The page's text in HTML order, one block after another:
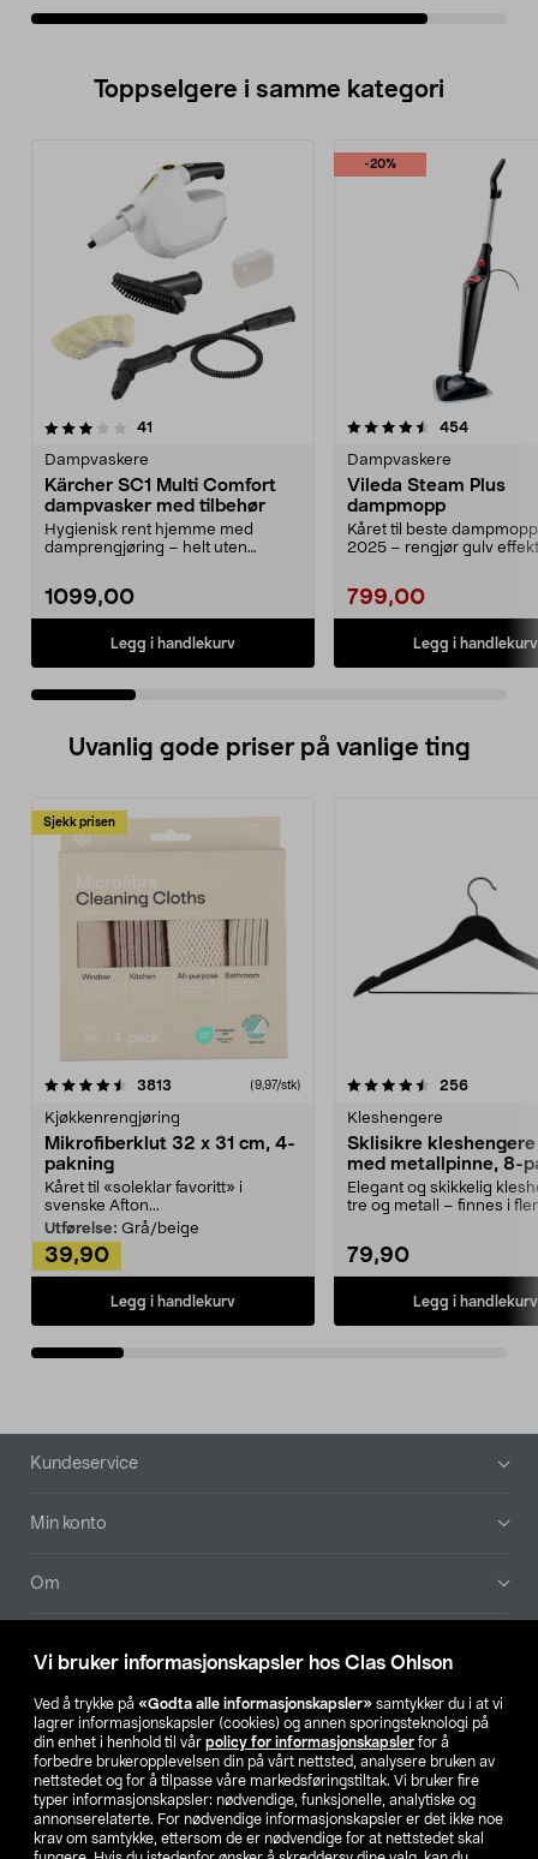
Vi bruker informasjonskapsler hos Clas Ohlson
Ved å trykke på «Godta alle informasjonskapsler» samtykker du i at vi
lagrer informasjonskapsler (cookies) og annen sporingsteknologi på
din enhet i henhold til vår policy for informasjonskapsler for å
forbedre brukeropplevelsen din på vårt nettsted, analysere bruken av
nettstedet og for å tilpasse våre markedsføringstiltak. Vi bruker fire
typer informasjonskapsler: nødvendige, funksjonelle, analytiske og
annonserelaterte. For nødvendige informasjonskapsler er det ikke noe
krav om samtykke, ettersom de er nødvendige for at nettstedet skal
Toppselgere i samme kategori
41
Dampvaskere
Kärcher SC1 Multi Comfort
dampvasker med tilbehør
Hygienisk rent hjemme med
damprengjøring – helt uten
1099,00
Legg i handlekurv
-20%
4.5 av 5 stjerner 454
Dampvaskere
Vileda Steam Plus
dampmopp
Kåret til beste
2025 – rengjør gulv
799,00
Legg i handlekurv
4.5 av 5 stjerner
Uvanlig gode priser på vanlige ting
Sjekk prisen
3813 anmeldelser(9,97/stk)
Kjøkkenrengjøring
Mikrofiberklut 32 x 31 cm, 4-
pakning
Kåret til «soleklar favoritt» i
svenske Afton...
Utførelse: Grå/beige
39,90
Legg i handlekurv
4.5av 5 stjerner 256
Kleshengere
Sklisikre
med metallpinne, 8-
Elegant og skikkelig
tre og metall – finnes i
79,90
Legg i handlekurv
4.5av 5 stjerner
Bunntekst
Kundeservice
Min konto
Om
Våre selskaper
Finn din butikk
SE NO FI